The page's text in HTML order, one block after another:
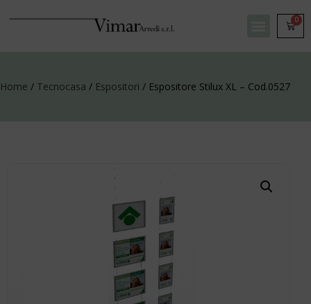
0
Home / Tecnocasa / Espositori / Espositore Stilux XL – Cod.0527